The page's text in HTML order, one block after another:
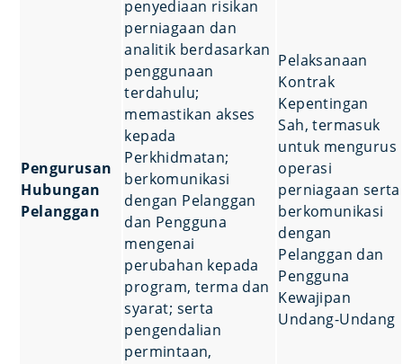
Pengurusan
Hubungan
Pelanggan
penyediaan risikan
perniagaan dan
analitik berdasarkan
penggunaan
terdahulu;
memastikan akses
kepada
Perkhidmatan;
berkomunikasi
dengan Pelanggan
dan Pengguna
mengenai
perubahan kepada
program, terma dan
syarat; serta
pengendalian
permintaan,
Pelaksanaan
Kontrak
Kepentingan
Sah, termasuk
untuk mengurus
operasi
perniagaan serta
berkomunikasi
dengan
Pelanggan dan
Pengguna
Kewajipan
Undang-Undang